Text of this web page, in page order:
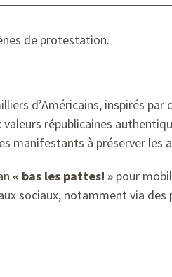
de protestation.
d’Américains, inspirés par
républicaines
manifestants à préserver les
« bas les pattes! » pour
sociaux, notamment via